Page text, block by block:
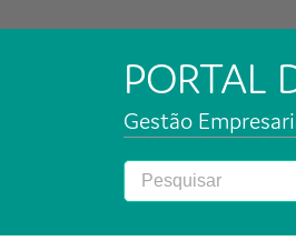
PORTAL
Gestão